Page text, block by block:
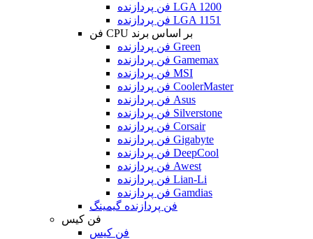
فن پردازنده LGA 1200
فن پردازنده LGA 1151
فن CPU بر اساس برند
فن پردازنده Green
فن پردازنده Gamemax
فن پردازنده MSI
فن پردازنده CoolerMaster
فن پردازنده Asus
فن پردازنده Silverstone
فن پردازنده Corsair
فن پردازنده Gigabyte
فن پردازنده DeepCool
فن پردازنده Awest
فن پردازنده Lian-Li
فن پردازنده Gamdias
فن پردازنده گیمینگ
فن کیس
فن کیس